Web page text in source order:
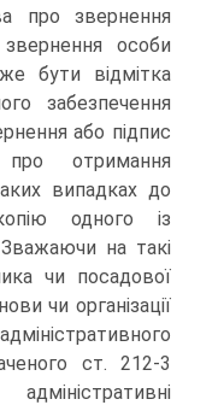
про звернення
особи
бути відмітка
за­безпечення
або підпис
отримання
випадках до
одного із
на такі
чи посадової
чи організації
ст. 212-3